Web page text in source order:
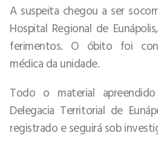
A suspeita chegou a ser
Hospital Regional de
ferimentos. O óbito foi
médica da unidade.
Todo o material
Delegacia Territorial de
registrado e seguirá sob